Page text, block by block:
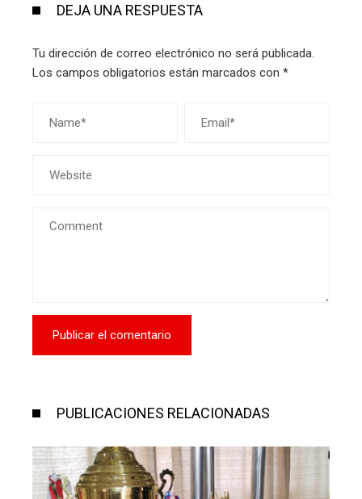
DEJA UNA RESPUESTA
Tu dirección de correo electrónico no será publicada.
Los campos obligatorios están marcados con *
PUBLICACIONES RELACIONADAS